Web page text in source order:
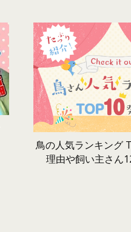
鳥の人気ランキング
理由や飼い主さん